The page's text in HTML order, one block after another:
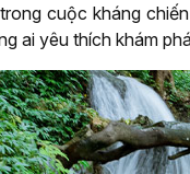
cuộc kháng
ai yêu thích khám